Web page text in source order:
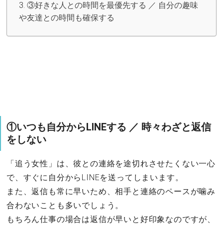
③好きな人との時間を最優先する ／ 自分の趣味
や友達との時間も確保する
①いつも自分からLINEする ／ 時々わざと返信
をしない
「追う女性」は、彼との連絡を途切れさせたくない一心
で、すぐに自分からLINEを送ってしまいます。
また、返信も常に早いため、相手と連絡のペースが噛み
合わないことも多いでしょう。
もちろん仕事の場合は返信が早いと好印象なのですが、